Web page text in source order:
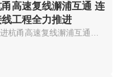
高速复线澥浦互通 连
工程全力推进
走进杭甬高速复线澥浦互通连接线...